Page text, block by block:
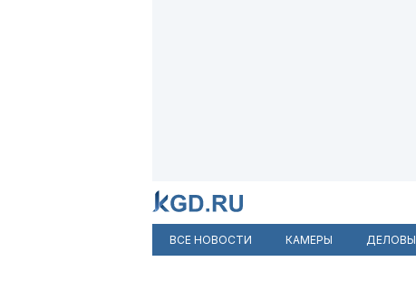
ВСЕ НОВОСТИ КАМЕРЫ